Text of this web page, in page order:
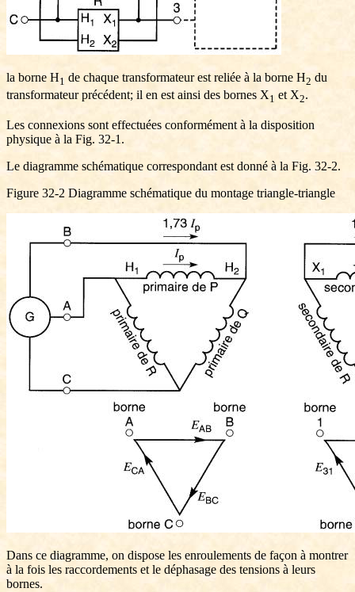
la borne H1 de chaque transformateur est reliée à la borne H2 du
transformateur précédent; il en est ainsi des bornes X1 et X2.
Les connexions sont effectuées conformément à la disposition
physique à la Fig. 32-1.
Le diagramme schématique correspondant est donné à la Fig. 32-2.
Figure 32-2 Diagramme schématique du montage triangle-triangle
Dans ce diagramme, on dispose les enroulements de façon à montrer
à la fois les raccordements et le déphasage des tensions à leurs
bornes.